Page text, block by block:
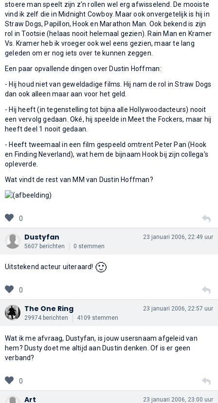
stoere man speelt zijn z'n rollen wel erg afwisselend. De mooiste
vind ik zelf die in Midnight Cowboy. Maar ook onvergetelijk is hij in
Straw Dogs, Papillon, Hook en Marathon Man. Ook bekend is zijn
rol in Tootsie (helaas nooit helemaal gezien). Rain Man en Kramer
Vs. Kramer heb ik vroeger ook wel eens gezien, maar te lang
geleden om er nog iets over te kunnen zeggen.
Een paar opvallende dingen over Dustin Hoffman:
- Hij houd niet van geweldadige films. Hij nam de rol in Straw Dogs
dan ook alleen maar aan voor het geld.
- Hij heeft (in tegenstelling tot bijna alle Hollywoodacteurs) nooit
een vervolg gedaan. Oké, hij speelde in Meet the Fockers, maar hij
heeft deel 1 nooit gedaan.
- Heeft tweemaal in een film gespeeld omtrent Peter Pan (Hook
en Finding Neverland), wat hem de bijnaam Hook bij zijn collega's
opleverde.
Wat vindt de rest van MM van Dustin Hoffman?
0
Dustyfan
5607 berichten 0 stemmen
23 januari 2006, 22:49 uur
Uitstekend acteur uiteraard! 🙂
0
The One Ring
29974 berichten 4109 stemmen
23 januari 2006, 22:57 uur
Wat ik me afvraag, Dustyfan, is jouw usersnaam afgeleid van
hem? Dusty doet me altijd aan Dustin denken. Of is er geen
verband?
0
Art 23 januari 2006, 23:00 uur